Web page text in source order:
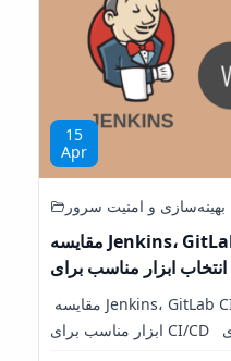
15
Apr
بهینه‌سازی و امنیت سرور
مقایسه Jenkins، GitLab CI و GitHub Actions: